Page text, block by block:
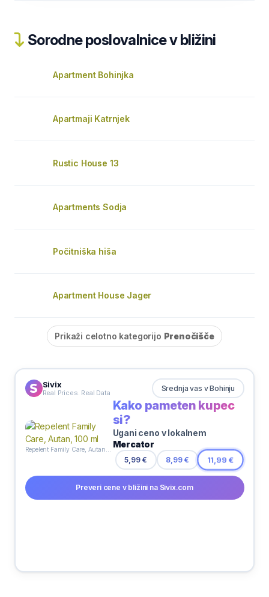
Sorodne poslovalnice v bližini
Apartment Bohinjka
Apartmaji Katrnjek
Rustic House 13
Apartments Sodja
Počitniška hiša
Apartment House Jager
Prikaži celotno kategorijo Prenočišče
Sivix
Real Prices. Real Data Srednja vas v Bohinju
Kako pameten kupec
si?
Ugani ceno v lokalnem
Mercator
5,99 € 8,99 € 11,99 €
Preveri cene v bližini na Sivix.com